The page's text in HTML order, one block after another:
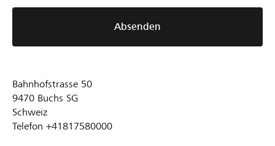
Absenden
Bahnhofstrasse 50
9470 Buchs SG
Schweiz
Telefon +41817580000